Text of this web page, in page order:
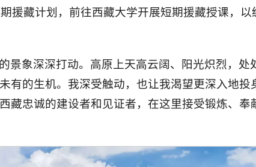
援藏计划，前往西藏大学开展短期援藏授课，
景象深深打动。高原上天高云阔、阳光炽烈，处
有的生机。我深受触动，也让我渴望更深入地
藏忠诚的建设者和见证者，在这里接受锻炼、